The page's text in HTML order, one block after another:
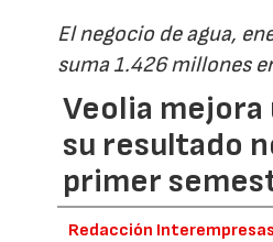
El negocio de agua,
suma 1.426 millones
Veolia mejora
su resultado
primer
Redacción Interempresas